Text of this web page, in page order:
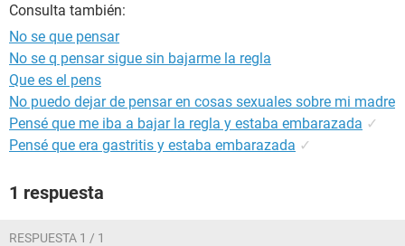
Consulta también:
No se que pensar
No se q pensar sigue sin bajarme la regla
Que es el pens
No puedo dejar de pensar en cosas sexuales sobre mi madre
Pensé que me iba a bajar la regla y estaba embarazada ✓
Pensé que era gastritis y estaba embarazada ✓
1 respuesta
RESPUESTA 1 / 1